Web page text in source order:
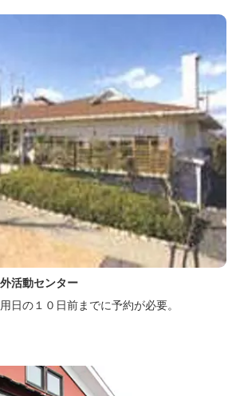
活動センター
日の１０日前までに予約が必要。